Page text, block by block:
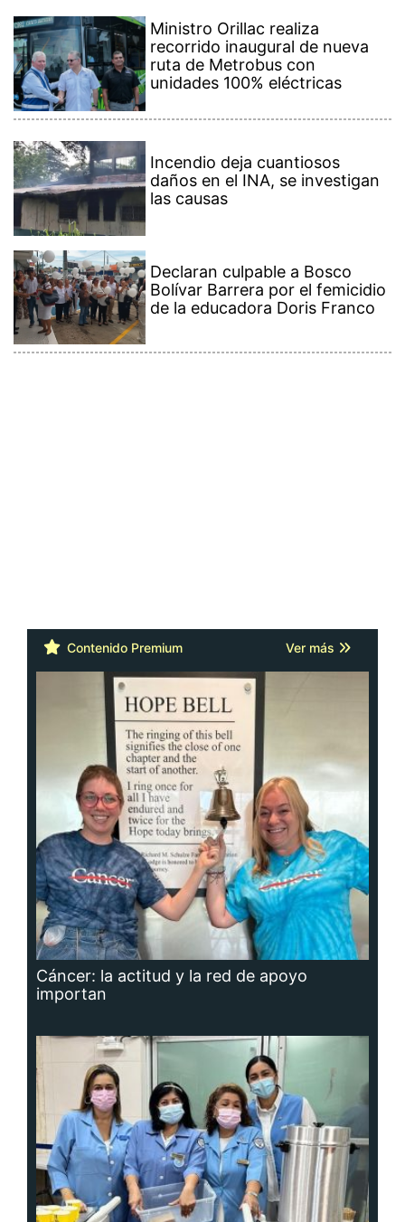
Ministro Orillac realiza
recorrido inaugural de nueva
ruta de Metrobus con
unidades 100% eléctricas
Incendio deja cuantiosos
daños en el INA, se investigan
las causas
Declaran culpable a Bosco
Bolívar Barrera por el femicidio
de la educadora Doris Franco
Contenido Premium Ver más
Cáncer: la actitud y la red de apoyo
importan